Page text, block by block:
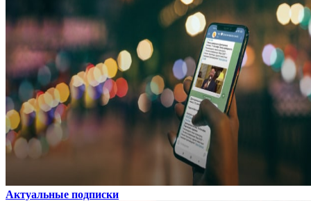
Актуальные подписки